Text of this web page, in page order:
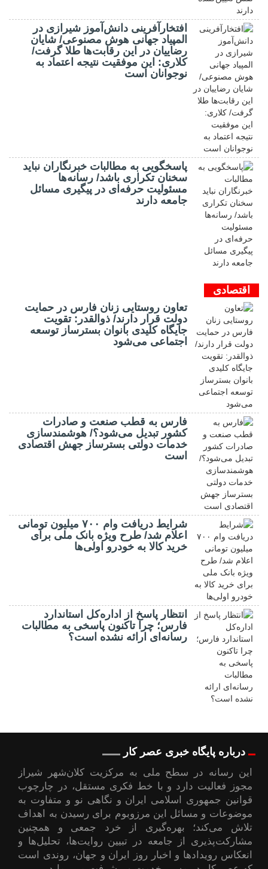
افتخارآفرینی دانش‌آموز شیرازی در
المپیاد جهانی هوش مصنوعی/ شایان
رضاییان در این رقابت‌ها طلا گرفت/
کلاری: این موفقیت نتیجه اعتماد به
نوجوانان است
پاسخگویی به مطالبات خبرنگاران نباید
سخنان تکراری باشد/ رسانه‌ها
مسئولیت حرفه‌ای در پیگیری مسائل
جامعه دارند
اقتصادی
تعاون روستایی زنان فارس در حمایت
دولت قرار دارند/ ذوالقدر: تقویت
جایگاه کلیدی بانوان بسترساز توسعه
اجتماعی می‌شود
فارس به قطب صنعت و صادرات
کشور تبدیل می‌شود؟/ هوشمندسازی
خدمات دولتی بسترساز جهش اقتصادی
است
شرایط دریافت وام ۷۰۰ میلیون تومانی
اعلام شد/ طرح ویژه بانک ملی برای
خرید کالا به خودرو اولی‌ها
انتظار پاسخ از اداره‌کل استاندارد
فارس؛ چرا تاکنون پاسخی به مطالبات
رسانه‌ای ارائه نشده است؟
درباره پایگاه خبری عصر کار
این رسانه در سطح ملی به مرکزیت کلان‌شهر شیراز
مجوز فعالیت دارد و با خط فکری مستقل، در چارچوب
قوانین جمهوری اسلامی ایران و نگاهی نو و متفاوت به
موضوعات ‌و مسائل این مرزوبوم برای رسیدن به اهداف
تلاش می‌کند؛ بهره‌گیری از خرد جمعی و همچنین
مشارکت‌پذیری از جامعه در تبیین روایت‌ها، تحلیل‌ها و
انعکاس رویدادها و اخبار روز ایران و جهان، روندی است